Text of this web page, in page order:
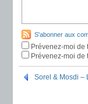
S'abonner aux
Prévenez-moi
Prévenez-moi
Sorel & Mosdi –